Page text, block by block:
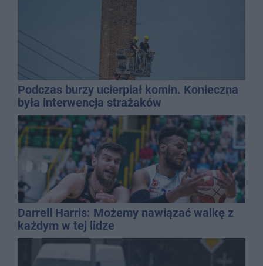
Podczas burzy ucierpiał komin. Konieczna
była interwencja strażaków
Darrell Harris: Możemy nawiązać walkę z
każdym w tej lidze